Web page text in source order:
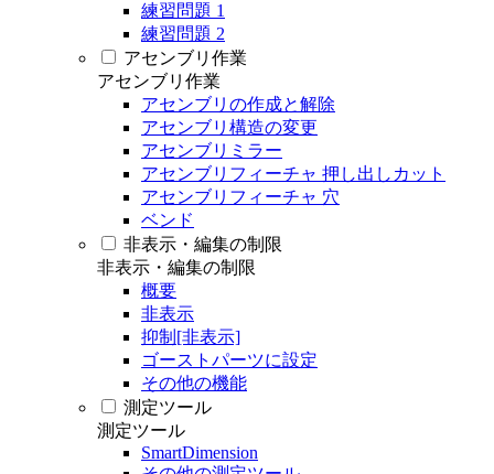
練習問題 1
練習問題 2
アセンブリ作業
アセンブリ作業
アセンブリの作成と解除
アセンブリ構造の変更
アセンブリミラー
アセンブリフィーチャ 押し出しカット
アセンブリフィーチャ 穴
ベンド
非表示・編集の制限
非表示・編集の制限
概要
非表示
抑制[非表示]
ゴーストパーツに設定
その他の機能
測定ツール
測定ツール
SmartDimension